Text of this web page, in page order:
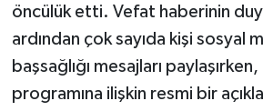
öncülük etti. Vefat haberinin
ardından çok sayıda kişi sosyal
başsağlığı mesajları
programına ilişkin resmi bir